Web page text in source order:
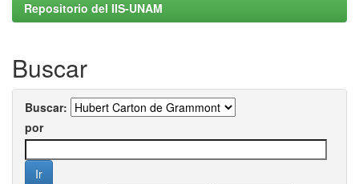
Repositorio del IIS-UNAM
Buscar
Buscar:
por